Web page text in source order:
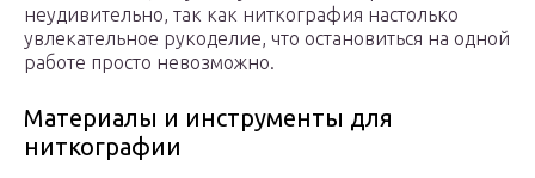
неудивительно, так как ниткография настолько
увлекательное рукоделие, что остановиться на одной
работе просто невозможно.
Материалы и инструменты для
ниткографии